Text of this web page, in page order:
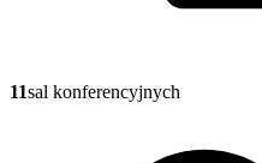
11sal konferencyjnych